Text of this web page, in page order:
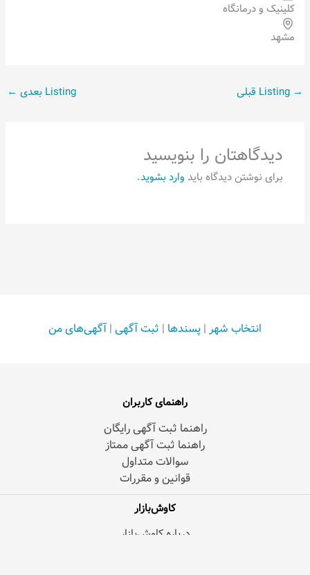
کلینیک و درمانگاه
مشهد
→ Listing بعدی ←
دیدگاهتان را بنویسید
برای نوشتن دیدگاه باید وارد بشوید.
انتخاب شهر | پسندها | ثبت آگهی | آگهی‌های من
راهنمای کاربران
راهنما ثبت آگهی رایگان
راهنما ثبت آگهی ممتاز
سوالات متداول
قوانین و مقررات
کاوش‌بازار
درباره کاوش‌بازار